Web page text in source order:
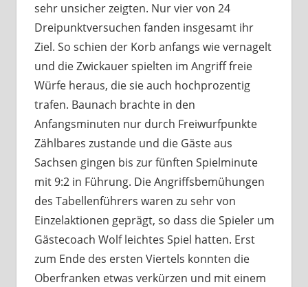
sehr unsicher zeigten. Nur vier von 24
Dreipunktversuchen fanden insgesamt ihr
Ziel. So schien der Korb anfangs wie vernagelt
und die Zwickauer spielten im Angriff freie
Würfe heraus, die sie auch hochprozentig
trafen. Baunach brachte in den
Anfangsminuten nur durch Freiwurfpunkte
Zählbares zustande und die Gäste aus
Sachsen gingen bis zur fünften Spielminute
mit 9:2 in Führung. Die Angriffsbemühungen
des Tabellenführers waren zu sehr von
Einzelaktionen geprägt, so dass die Spieler um
Gästecoach Wolf leichtes Spiel hatten. Erst
zum Ende des ersten Viertels konnten die
Oberfranken etwas verkürzen und mit einem